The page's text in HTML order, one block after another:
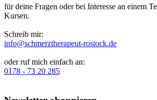
für deine Fragen oder bei Interesse an einem
Kursen.
Schreib mir:
info@schmerztherapeut-rostock.de
oder ruf mich einfach an:
0178 - 73 20 285